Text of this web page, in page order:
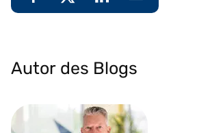
Autor des Blogs